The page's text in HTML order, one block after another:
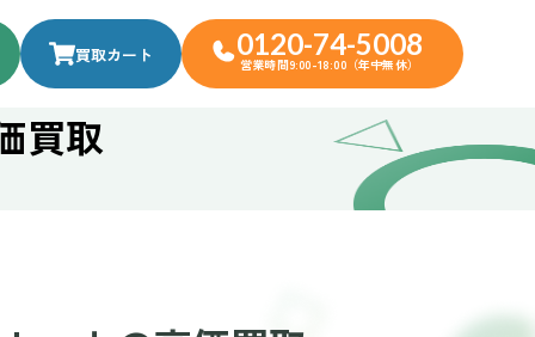
買取カート 0120-74-5008
営業時間9:00-18:00（年中無休）
買取